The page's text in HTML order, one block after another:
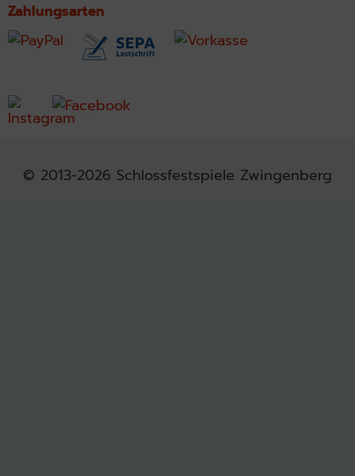
Zahlungsarten
© 2013-2026 Schlossfestspiele Zwingenberg